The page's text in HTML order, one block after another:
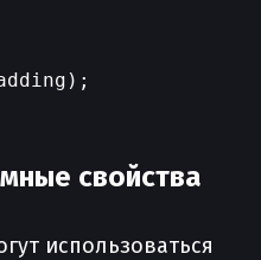
свойства
использоваться